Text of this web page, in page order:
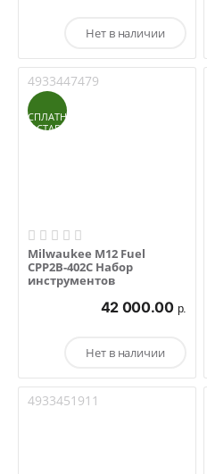
Нет в наличии
4933447479
БЕСПЛАТНАЯ
ДОСТАВКА
Milwaukee M12 Fuel
CPP2B-402C Набор
инструментов
42 000.00 р.
Нет в наличии
4933451911